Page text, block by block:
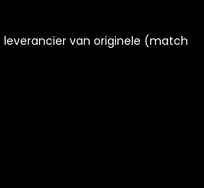
van originele (match